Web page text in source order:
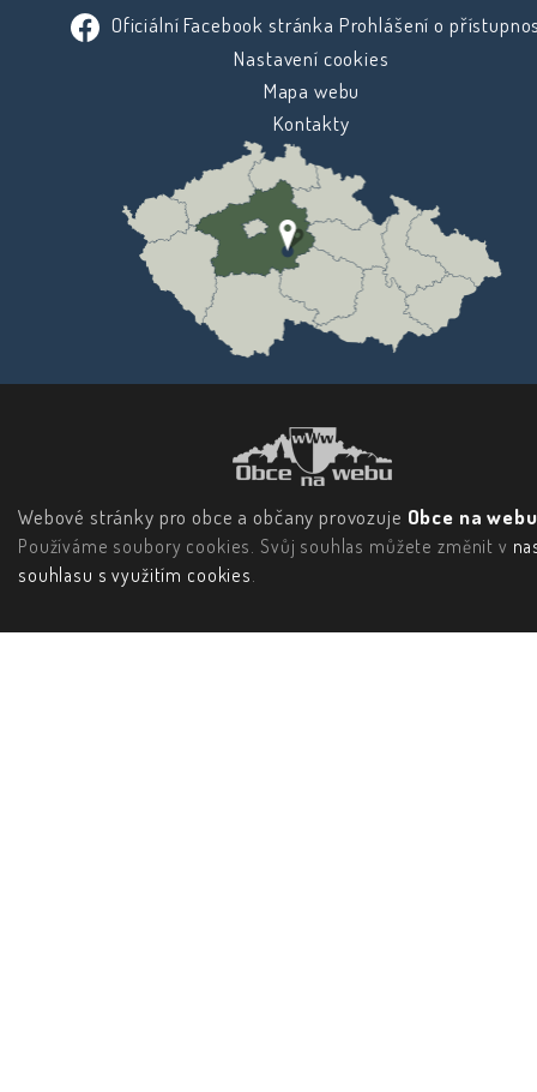
Oficiální Facebook stránka Prohlášení o
Nastavení cookies
Mapa webu
Kontakty
Webové stránky pro obce a občany provozuje Obce na
Používáme soubory cookies. Svůj souhlas můžete změnit v
souhlasu s využitím cookies